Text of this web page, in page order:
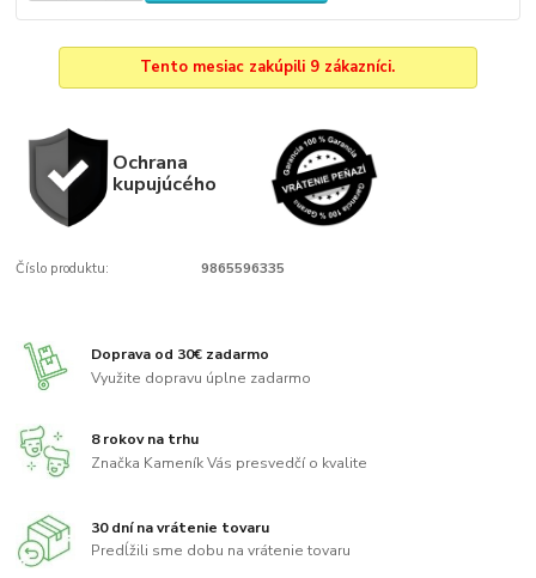
Tento mesiac zakúpili 9 zákazníci.
Ochrana
kupujúcého
Číslo produktu: 9865596335
Doprava od 30€ zadarmo
Využite dopravu úplne zadarmo
8 rokov na trhu
Značka Kameník Vás presvedčí o kvalite
30 dní na vrátenie tovaru
Predĺžili sme dobu na vrátenie tovaru